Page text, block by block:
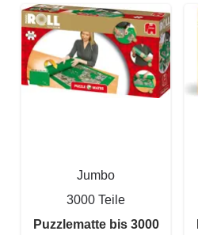
Jumbo
3000 Teile
Puzzlematte bis 3000